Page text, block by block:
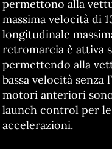
permettono alla
massima velocità di
longitudinale
retromarcia è attiva
permettendo alla
bassa velocità
motori anteriori
launch control per
accelerazioni.